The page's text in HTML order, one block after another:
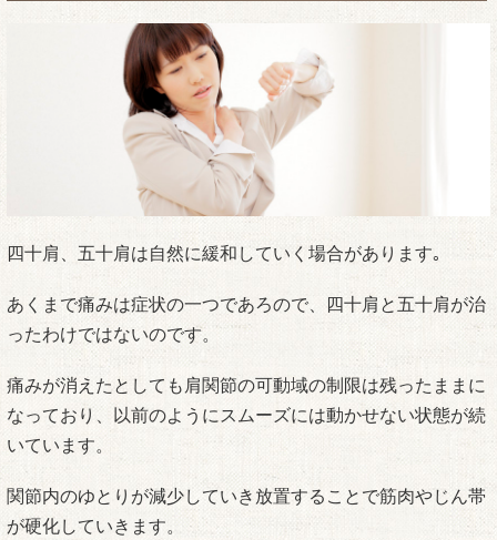
四十肩、五十肩は自然に緩和していく場合があります｡
あくまで痛みは症状の一つであろので、四十肩と五十肩が治
ったわけではないのです。
痛みが消えたとしても肩関節の可動域の制限は残ったままに
なっており、以前のようにスムーズには動かせない状態が続
いています。
関節内のゆとりが減少していき放置することで筋肉やじん帯
が硬化していきます。